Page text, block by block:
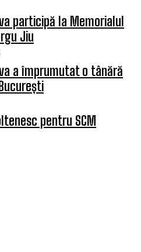
participă la Memorialul
Jiu
a împrumutat o tânără
pentru SCM